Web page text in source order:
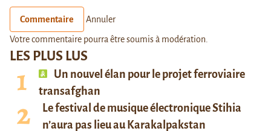
LES PLUS LUS
Un nouvel élan pour le projet ferroviaire
transafghan
Le festival de musique électronique Stihia
n’aura pas lieu au Karakalpakstan
Commentaire Annuler
Votre commentaire pourra être soumis à modération.